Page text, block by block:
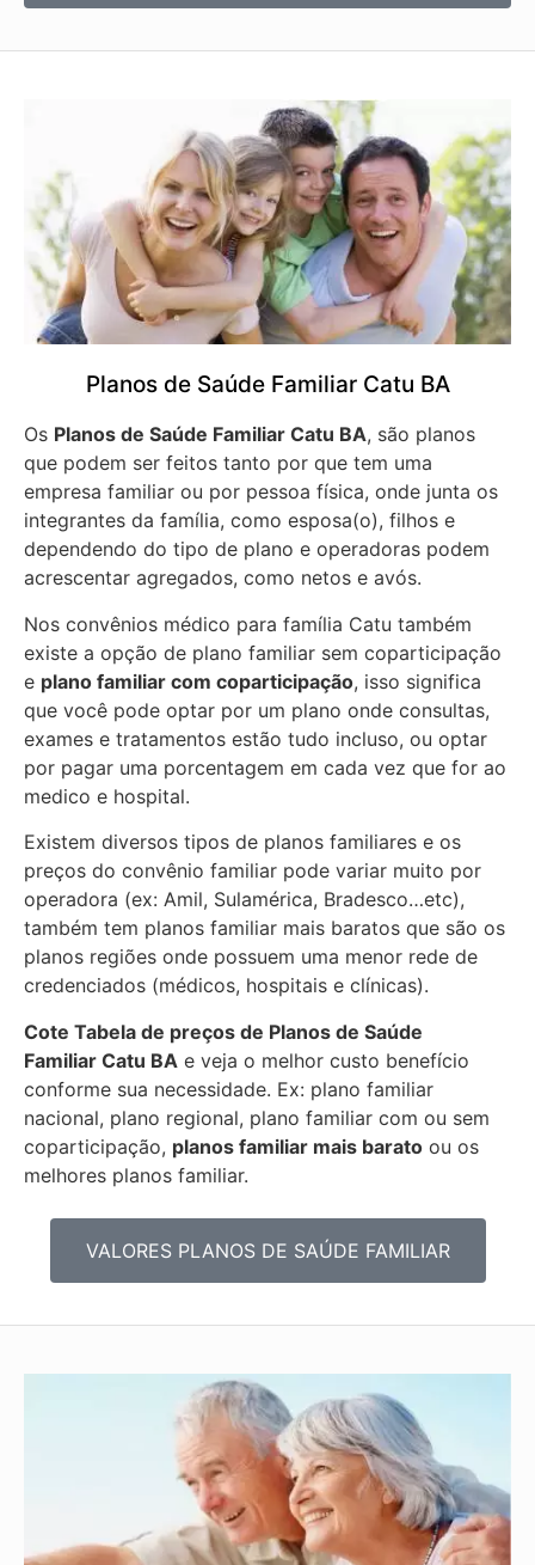
Planos de Saúde Familiar Catu BA
Os Planos de Saúde Familiar Catu BA, são planos
que podem ser feitos tanto por que tem uma
empresa familiar ou por pessoa física, onde junta os
integrantes da família, como esposa(o), filhos e
dependendo do tipo de plano e operadoras podem
acrescentar agregados, como netos e avós.
Nos convênios médico para família Catu também
existe a opção de plano familiar sem coparticipação
e plano familiar com coparticipação, isso significa
que você pode optar por um plano onde consultas,
exames e tratamentos estão tudo incluso, ou optar
por pagar uma porcentagem em cada vez que for ao
medico e hospital.
Existem diversos tipos de planos familiares e os
preços do convênio familiar pode variar muito por
operadora (ex: Amil, Sulamérica, Bradesco…etc),
também tem planos familiar mais baratos que são os
planos regiões onde possuem uma menor rede de
credenciados (médicos, hospitais e clínicas).
Cote Tabela de preços de Planos de Saúde
Familiar Catu BA e veja o melhor custo benefício
conforme sua necessidade. Ex: plano familiar
nacional, plano regional, plano familiar com ou sem
coparticipação, planos familiar mais barato ou os
melhores planos familiar.
VALORES PLANOS DE SAÚDE FAMILIAR